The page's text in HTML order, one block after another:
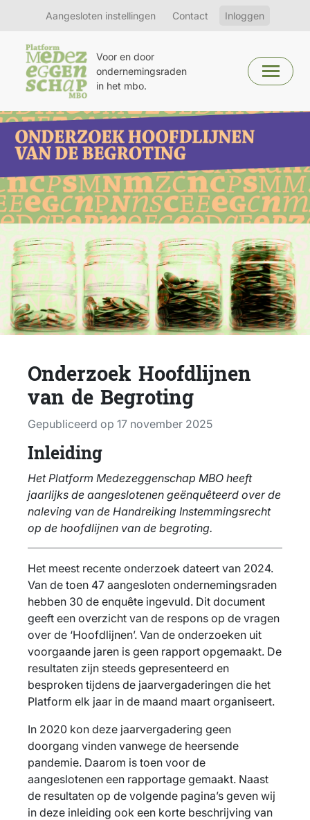
Aangesloten instellingen Contact Inloggen
Voor en door
ondernemingsraden
in het mbo.
Onderzoek Hoofdlijnen
van de Begroting
Gepubliceerd op 17 november 2025
Inleiding
Het Platform Medezeggenschap MBO heeft
jaarlijks de aangeslotenen geënquêteerd over de
naleving van de Handreiking Instemmingsrecht
op de hoofdlijnen van de begroting.
Het meest recente onderzoek dateert van 2024.
Van de toen 47 aangesloten ondernemingsraden
hebben 30 de enquête ingevuld. Dit document
geeft een overzicht van de respons op de vragen
over de ‘Hoofdlijnen’. Van de onderzoeken uit
voorgaande jaren is geen rapport opgemaakt. De
resultaten zijn steeds gepresenteerd en
besproken tijdens de jaarvergaderingen die het
Platform elk jaar in de maand maart organiseert.
In 2020 kon deze jaarvergadering geen
doorgang vinden vanwege de heersende
pandemie. Daarom is toen voor de
aangeslotenen een rapportage gemaakt. Naast
de resultaten op de volgende pagina’s geven wij
in deze inleiding ook een korte beschrijving van